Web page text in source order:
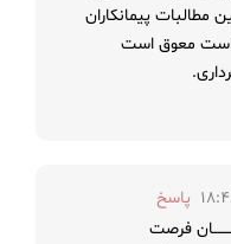
مطالبات پیمانکاران
است معوق است
پاسخ
فرصت